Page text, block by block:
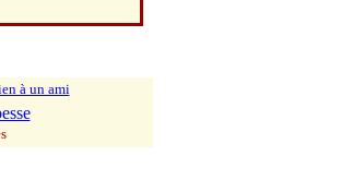
à un ami